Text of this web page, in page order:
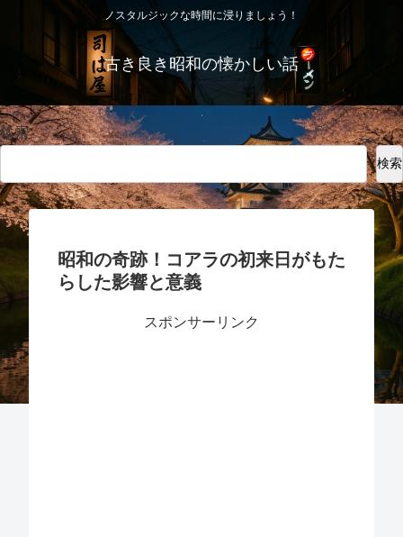
ノスタルジックな時間に浸りましょう！
古き良き昭和の懐かしい話
検索
検索
昭和の奇跡！コアラの初来日がもた
らした影響と意義
スポンサーリンク